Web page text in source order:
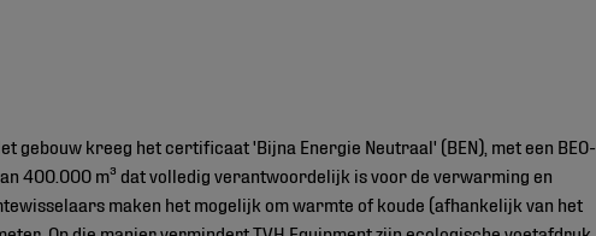
gebouw kreeg het certificaat 'Bijna Energie Neutraal' (BEN), met een BEO-
400.000 m³ dat volledig verantwoordelijk is voor de verwarming en
maken het mogelijk om warmte of koude (afhankelijk van het